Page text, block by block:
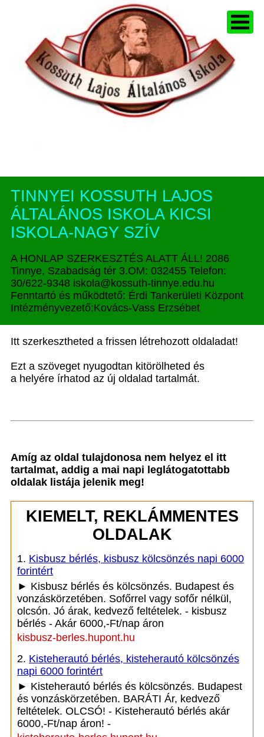
TINNYEI KOSSUTH LAJOS
ÁLTALÁNOS ISKOLA KICSI
ISKOLA-NAGY SZÍV
A HONLAP SZERKESZTÉS ALATT ÁLL! 2086
Tinnye, Szabadság tér 3.OM: 032455 Telefon:
30/622-9348 iskola@kossuth-tinnye.edu.hu
Fenntartó és működtető: Érdi Tankerületi Központ
Intézményvezető:Kovács-Vass Erzsébet
Itt szerkesztheted a frissen létrehozott oldaladat!
Ezt a szöveget nyugodtan kitörölheted és
a helyére írhatod az új oldalad tartalmát.
Amíg az oldal tulajdonosa nem helyez el itt
tartalmat, addig a mai napi leglátogatottabb
oldalak listája jelenik meg!
KIEMELT, REKLÁMMENTES
OLDALAK
1. Kisbusz bérlés, kisbusz kölcsönzés napi 6000
forintért
► Kisbusz bérlés és kölcsönzés. Budapest és
vonzáskörzetében. Sofőrrel vagy sofőr nélkül,
olcsón. Jó árak, kedvező feltételek. - kisbusz
bérlés - Akár 6000,-Ft/nap áron
kisbusz-berles.hupont.hu
2. Kisteherautó bérlés, kisteherautó kölcsönzés
napi 6000 forintért
► Kisteherautó bérlés és kölcsönzés. Budapest
és vonzáskörzetében. BARÁTI Ár, kedvező
feltételek. OLCSÓ! - Kisteherautó bérlés akár
6000,-Ft/nap áron! -